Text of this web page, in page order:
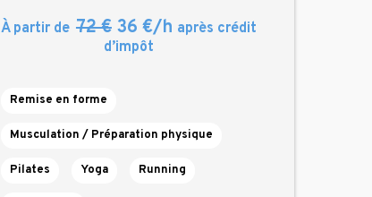
À partir de 72 €36 €/h après crédit
d’impôt
Remise en forme
Musculation / Préparation physique
Pilates Yoga Running